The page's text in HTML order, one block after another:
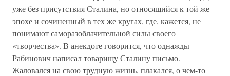
уже без присутствия Сталина, но относящийся к той же
эпохе и сочиненный в тех же кругах, где, кажется, не
понимают саморазоблачительной силы своего
«творчества». В анекдоте говорится, что однажды
Рабинович написал товарищу Сталину письмо.
Жаловался на свою трудную жизнь, плакался, о чем-то